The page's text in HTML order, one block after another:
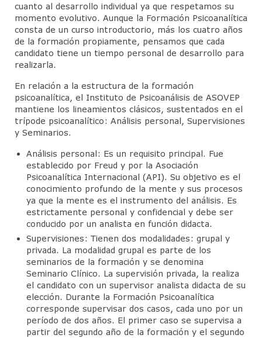
Actividades Docentes
Instituto de Psicoanálisis
Admisión
Departamento de Niños y Adolescentes (DNA)
Actividades
Jornadas para Padres
Diplomado de Psicoterapia Psicoanalítica
de Niños y Adolescentes.
Jornadas de Niñas, Niños y Adolescentes
Miembros
Material de Lectura
Servicio Psicoanalítico de Extensión Comunitaria
Actividades
Contacto
cuanto al desarrollo individual ya que respetamos su
momento evolutivo. Aunque la Formación Psicoanalítica
consta de un curso introductorio, más los cuatro años
de la formación propiamente, pensamos que cada
candidato tiene un tiempo personal de desarrollo para
realizarla.
En relación a la estructura de la formación
psicoanalítica, el Instituto de Psicoanálisis de ASOVEP
mantiene los lineamientos clásicos, sustentados en el
trípode psicoanalítico: Análisis personal, Supervisiones
y Seminarios.
Análisis personal: Es un requisito principal. Fue
establecido por Freud y por la Asociación
Psicoanalítica Internacional (API). Su objetivo es el
conocimiento profundo de la mente y sus procesos
ya que la mente es el instrumento del análisis. Es
estrictamente personal y confidencial y debe ser
conducido por un analista en función didacta.
Supervisiones: Tienen dos modalidades: grupal y
privada. La modalidad grupal es parte de los
seminarios de la formación y se denomina
Seminario Clínico. La supervisión privada, la realiza
el candidato con un supervisor analista didacta de su
elección. Durante la Formación Psicoanalítica
corresponde supervisar dos casos, cada uno por un
período de dos años. El primer caso se supervisa a
partir del segundo año de la formación y el segundo